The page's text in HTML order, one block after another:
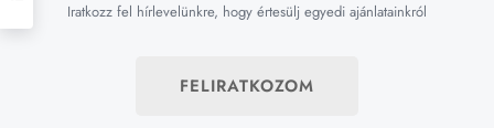
Iratkozz fel hírlevelünkre, hogy értesülj egyedi ajánlatainkról
FELIRATKOZOM